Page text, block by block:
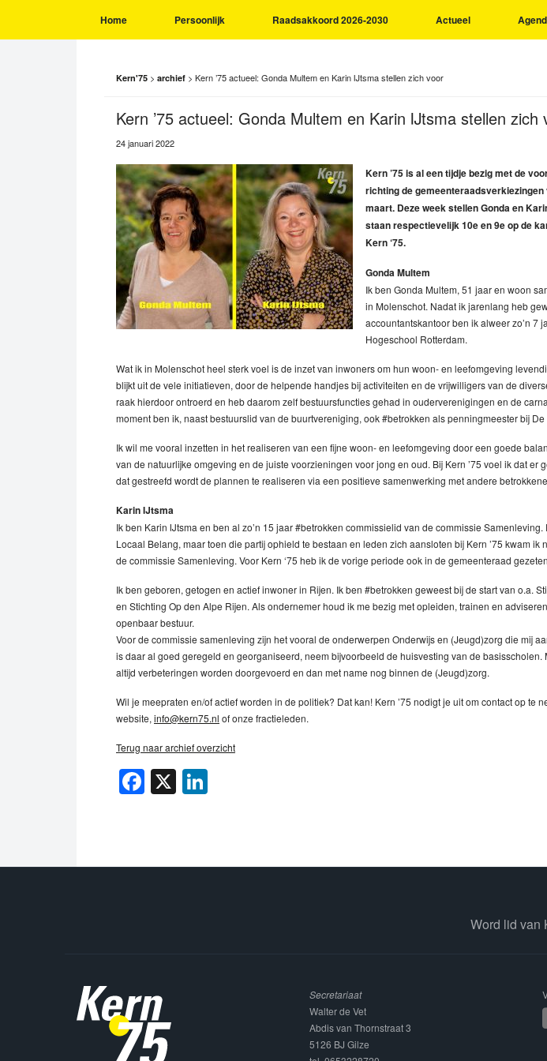
Home Persoonlijk Raadsakkoord 2026-2030 Actueel
Kern'75 > archief > Kern ’75 actueel: Gonda Multem en Karin IJtsma stellen zich voor
Kern ’75 actueel: Gonda Multem en Karin IJtsma stellen zich
24 januari 2022
Kern ’75 is al een tijdje bezig met de
richting de gemeenteraadsverkiezingen
maart. Deze week stellen Gonda en
staan respectievelijk 10e en 9e op de
Kern ‘75.
Gonda Multem
Ik ben Gonda Multem, 51 jaar en woon
in Molenschot. Nadat ik jarenlang heb
accountantskantoor ben ik alweer zo’n 7
Hogeschool Rotterdam.
Wat ik in Molenschot heel sterk voel is de inzet van inwoners om hun woon- en leefomgeving
blijkt uit de vele initiatieven, door de helpende handjes bij activiteiten en de vrijwilligers van de
raak hierdoor ontroerd en heb daarom zelf bestuursfuncties gehad in ouderverenigingen en de
moment ben ik, naast bestuurslid van de buurtvereniging, ook #betrokken als penningmeester bij
Ik wil me vooral inzetten in het realiseren van een fijne woon- en leefomgeving door een goede
van de natuurlijke omgeving en de juiste voorzieningen voor jong en oud. Bij Kern ’75 voel ik dat er
dat gestreefd wordt de plannen te realiseren via een positieve samenwerking met andere
Karin IJtsma
Ik ben Karin IJtsma en ben al zo’n 15 jaar #betrokken commissielid van de commissie Samenleving.
Locaal Belang, maar toen die partij ophield te bestaan en leden zich aansloten bij Kern ’75 kwam ik
de commissie Samenleving. Voor Kern ‘75 heb ik de vorige periode ook in de gemeenteraad
Ik ben geboren, getogen en actief inwoner in Rijen. Ik ben #betrokken geweest bij de start van o.a.
en Stichting Op den Alpe Rijen. Als ondernemer houd ik me bezig met opleiden, trainen en
openbaar bestuur.
Voor de commissie samenleving zijn het vooral de onderwerpen Onderwijs en (Jeugd)zorg die mij
is daar al goed geregeld en georganiseerd, neem bijvoorbeeld de huisvesting van de basisscholen.
altijd verbeteringen worden doorgevoerd en dan met name nog binnen de (Jeugd)zorg.
Wil je meepraten en/of actief worden in de politiek? Dat kan! Kern ’75 nodigt je uit om contact op te
website, info@kern75.nl of onze fractieleden.
Terug naar archief overzicht
Facebook
X
Word lid van
Secretariaat
Walter de Vet
Abdis van Thornstraat 3
5126 BJ Gilze